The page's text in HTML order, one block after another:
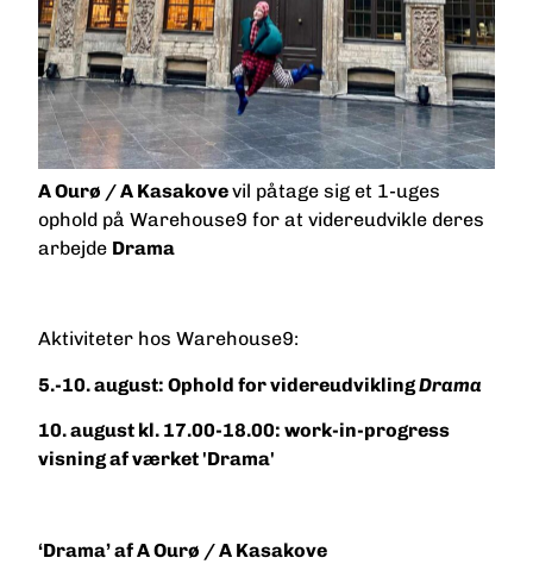
A Ourø / A Kasakovevil påtage sig et 1-uges
ophold på Warehouse9for at videreudvikle deres
arbejde Drama
Aktiviteter hos Warehouse9:
5.-10. august: Ophold for videreudviklingDrama
10. august kl. 17.00-18.00: work-in-progress
visning af værket 'Drama'
‘Drama’ af A Ourø / A Kasakove